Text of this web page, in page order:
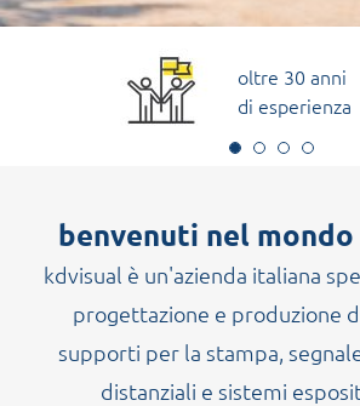
oltre 30 anni
di esperienza
benvenuti nel
kdvisual è un'azienda italiana
progettazione e produzione
supporti per la stampa,
distanziali e sistemi